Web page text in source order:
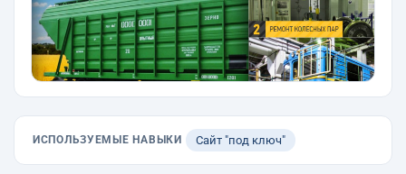
ИСПОЛЬЗУЕМЫЕ НАВЫКИ Сайт "под ключ"